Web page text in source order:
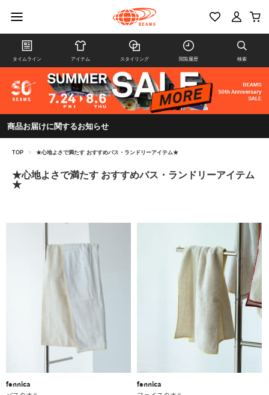
タイムライン アイテム スタイリング 閲覧履歴 検索
商品お届けに関するお知らせ
TOP > ★心地よさで満たす おすすめバス・ランドリーアイテム★
★心地よさで満たす おすすめバス・ランドリーアイテム
★
fennica
fennica